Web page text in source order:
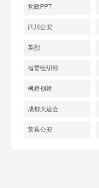
党政PPT
四川公安
英烈
省委组织部
枫桥创建
成都大运会
荣县公安